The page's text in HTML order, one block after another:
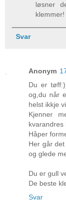
løsner
klemmer!
Svar
Anonym
Du er
og,du når
helst ikkje
Kjenner
kvarandres
Håper
Her går
og glede
Du er gull
De beste
Svar